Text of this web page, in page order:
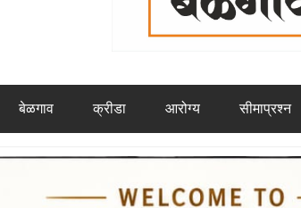
बेळगाव क्रीडा आरोग्य सीमाप्रश्न